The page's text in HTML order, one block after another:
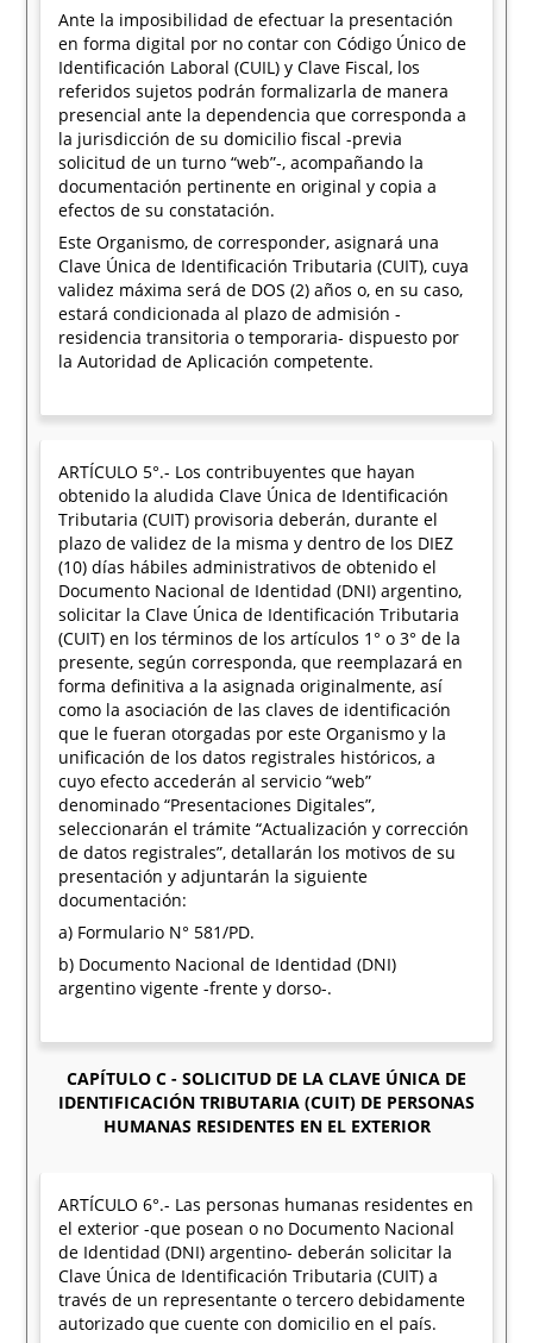
Ante la imposibilidad de efectuar la presentación
en forma digital por no contar con Código Único de
Identificación Laboral (CUIL) y Clave Fiscal, los
referidos sujetos podrán formalizarla de manera
presencial ante la dependencia que corresponda a
la jurisdicción de su domicilio fiscal -previa
solicitud de un turno “web”-, acompañando la
documentación pertinente en original y copia a
efectos de su constatación.
Este Organismo, de corresponder, asignará una
Clave Única de Identificación Tributaria (CUIT), cuya
validez máxima será de DOS (2) años o, en su caso,
estará condicionada al plazo de admisión -
residencia transitoria o temporaria- dispuesto por
la Autoridad de Aplicación competente.
ARTÍCULO 5°.- Los contribuyentes que hayan
obtenido la aludida Clave Única de Identificación
Tributaria (CUIT) provisoria deberán, durante el
plazo de validez de la misma y dentro de los DIEZ
(10) días hábiles administrativos de obtenido el
Documento Nacional de Identidad (DNI) argentino,
solicitar la Clave Única de Identificación Tributaria
(CUIT) en los términos de los artículos 1° o 3° de la
presente, según corresponda, que reemplazará en
forma definitiva a la asignada originalmente, así
como la asociación de las claves de identificación
que le fueran otorgadas por este Organismo y la
unificación de los datos registrales históricos, a
cuyo efecto accederán al servicio “web”
denominado “Presentaciones Digitales”,
seleccionarán el trámite “Actualización y corrección
de datos registrales”, detallarán los motivos de su
presentación y adjuntarán la siguiente
documentación:
a) Formulario N° 581/PD.
b) Documento Nacional de Identidad (DNI)
argentino vigente -frente y dorso-.
CAPÍTULO C - SOLICITUD DE LA CLAVE ÚNICA DE
IDENTIFICACIÓN TRIBUTARIA (CUIT) DE PERSONAS
HUMANAS RESIDENTES EN EL EXTERIOR
ARTÍCULO 6°.- Las personas humanas residentes en
el exterior -que posean o no Documento Nacional
de Identidad (DNI) argentino- deberán solicitar la
Clave Única de Identificación Tributaria (CUIT) a
través de un representante o tercero debidamente
autorizado que cuente con domicilio en el país.